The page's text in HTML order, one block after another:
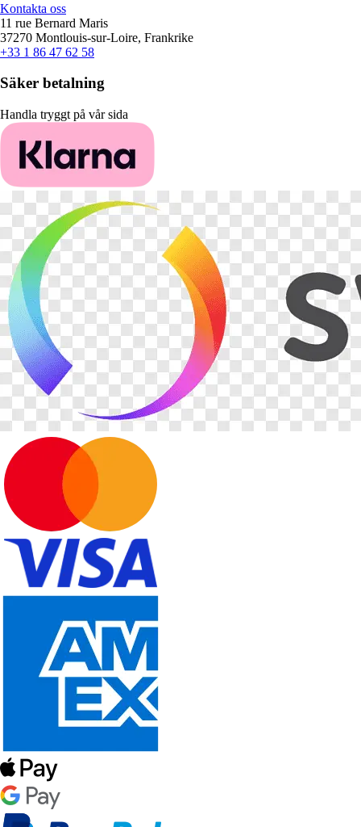
Kontakta oss
11 rue Bernard Maris
37270 Montlouis-sur-Loire, Frankrike
+33 1 86 47 62 58
Säker betalning
Handla tryggt på vår sida